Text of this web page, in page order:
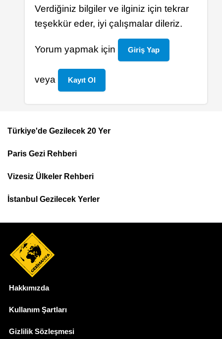
ü
r
a
t
m
m
e
l
ü
Verdiğiniz bilgiler ve ilginiz için tekrar
teşekkür eder, iyi çalışmalar dileriz.
Yorum yapmak için Giriş Yap
veya Kayıt Ol
Top
Menu
Türkiye'de Gezilecek 20 Yer
Paris Gezi Rehberi
Vizesiz Ülkeler Rehberi
İstanbul Gezilecek Yerler
Hakkımızda
Kullanım Şartları
Gizlilik Sözleşmesi